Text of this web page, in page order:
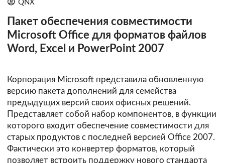
QNX
Пакет обеспечения совместимости
Microsoft Office для форматов файлов
Word, Excel и PowerPoint 2007
Корпорация Microsoft представила обновленную
версию пакета дополнений для семейства
предыдущих версий своих офисных решений.
Представляет собой набор компонентов, в функции
которого входит обеспечение совместимости для
старых продуктов с последней версией Office 2007.
Фактически это конвертер форматов, который
позволяет встроить поддержку нового стандарта